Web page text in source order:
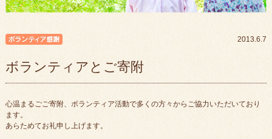
2013.6.7
ボランティアとご寄附
心温まるごご寄附、ボランティア活動で多くの方々からご協力いただいており
ます。
あらためてお礼申し上げます。